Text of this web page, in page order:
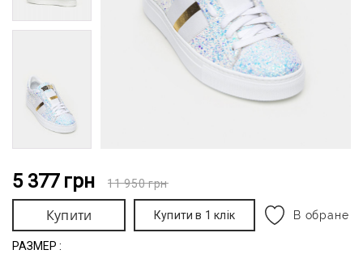
5 377 грн 11 950грн
Купити Купити в 1 клік В обране
РАЗМЕР :